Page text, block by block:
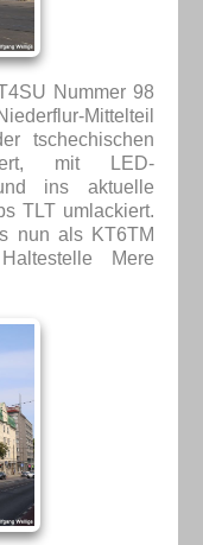
Nummer 98
Mittelteil
tschechischen
mit LED-
ins aktuelle
TLT umlackiert.
nun als KT6TM
Mere